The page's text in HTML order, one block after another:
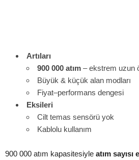
Artıları
900 000 atım – ekstrem uzun
Büyük & küçük alan modları
Fiyat–performans dengesi
Eksileri
Cilt temas sensörü yok
Kablolu kullanım
900 000 atım kapasitesiyle atım